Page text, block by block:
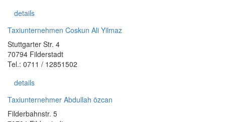
details
Taxiunternehmen Coskun Ali Yilmaz
Stuttgarter Str. 4
70794 Filderstadt
Tel.: 0711 / 12851502
details
Taxiunternehmer Abdullah özcan
Filderbahnstr. 5